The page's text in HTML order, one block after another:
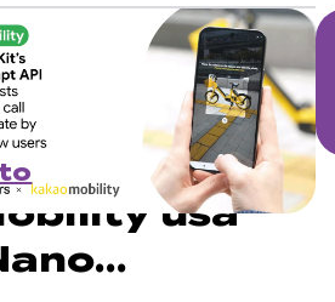
usa